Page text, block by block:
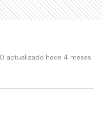
actualizado hace 4 meses